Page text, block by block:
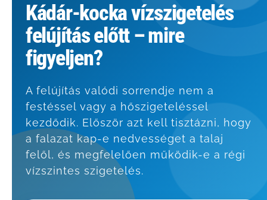
Kádár-kocka vízszigetelés
felújítás előtt – mire
figyeljen?
A felújítás valódi sorrendje nem a
festéssel vagy a hőszigeteléssel
kezdődik. Először azt kell tisztázni, hogy
a falazat kap-e nedvességet a talaj
felől, és megfelelően működik-e a régi
vízszintes szigetelés.